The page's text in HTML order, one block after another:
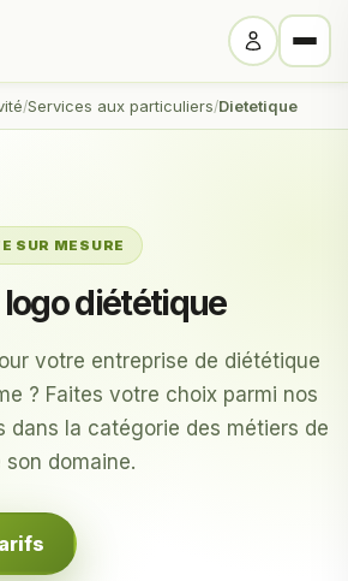
Services aux particuliers Dietetique
SUR MESURE
diététique
votre entreprise de diététique
? Faites votre choix parmi nos
dans la catégorie des métiers de
son domaine.